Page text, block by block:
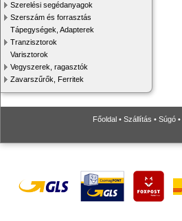
Szerelési segédanyagok
Szerszám és forrasztás
Tápegységek, Adapterek
Tranzisztorok
Varisztorok
Vegyszerek, ragasztók
Zavarszűrők, Ferritek
Főoldal • Szállítás • Súgó •